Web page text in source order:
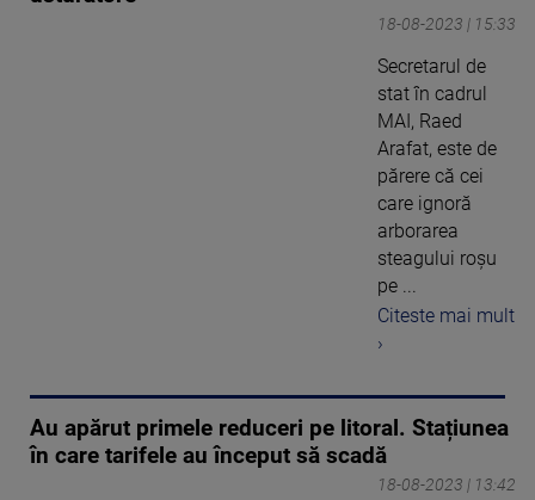
18-08-2023 | 15:33
Secretarul de
stat în cadrul
MAI, Raed
Arafat, este de
părere că cei
care ignoră
arborarea
steagului roşu
pe ...
Citeste mai mult
›
Au apărut primele reduceri pe litoral. Stațiunea
în care tarifele au început să scadă
18-08-2023 | 13:42